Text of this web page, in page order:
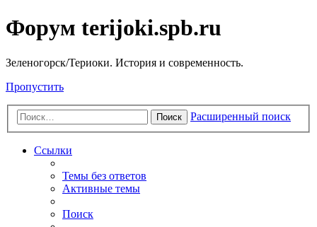
Форум terijoki.spb.ru
Зеленогорск/Териоки. История и современность.
Пропустить
Поиск Расширенный поиск
Ссылки
Темы без ответов
Активные темы
Поиск